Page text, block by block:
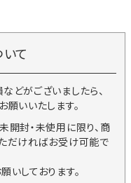
て
どがございましたら、
いいたします。
開封・未使用に限り、商
だければお受け可能で
いしております。